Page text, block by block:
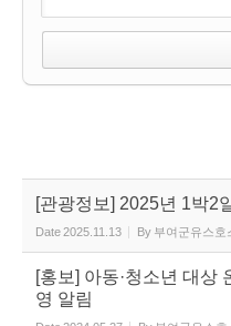
[관광정보] 2025년 1박2
Date2025.11.13 By 부여군유스호
[홍보] 아동·청소년 대상
영 알림